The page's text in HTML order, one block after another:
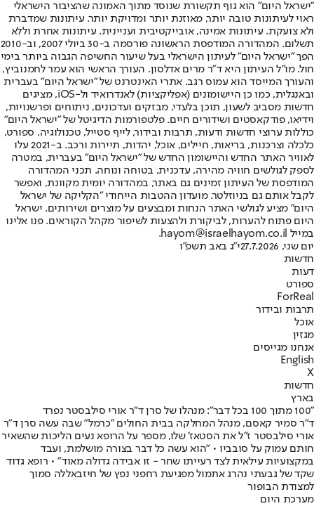
"ישראל היום" הוא גוף תקשורת שנוסד מתוך האמונה שהציבור הישראלי
ראוי לעיתונות טובה יותר, מאוזנת יותר ומדויקת יותר. עיתונות שמדברת
ולא צועקת. עיתונות אמינה, אובייקטיבית ועניינית. עיתונות אחרת וללא
תשלום. המהדורה המודפסת הראשונה פורסמה ב-30 ביולי 2007, וב-2010
הפך "ישראל היום" לעיתון הישראלי בעל שיעור החשיפה הגבוה ביותר בימי
חול. מו"ל העיתון היא ד"ר מרים אדלסון. העורך הראשי הוא עמר לחמנוביץ,
והעורך המייסד הוא עמוס רגב. אתרי האינטרנט של "ישראל היום" בעברית
ובאנגלית, כמו כן היישומונים (אפליקציות) לאנדרואיד ול-iOS, מציגים
חדשות מסביב לשעון, תוכן בלעדי, מבזקים ועדכונים, ניתוחים ופרשנויות,
וידיאו, פודקאסטים ושידורים חיים. פלטפורמות הדיגיטל של "ישראל היום"
כוללות ערוצי חדשות ודעות, תרבות ובידור, לייף סטייל, טכנולוגיה, ספורט,
כלכלה וצרכנות, בריאות, חיילים, אוכל, יהדות, תיירות ורכב. ב-2021 עלו
לאוויר האתר החדש והיישומון החדש של "ישראל היום" בעברית, במטרה
לספק לגולשים חוויה מהירה, עדכנית, בטוחה ונוחה. תכני המהדורה
המודפסת של העיתון זמינים גם באתר, במהדורה יומית מקוונת, ואפשר
לקבל אותם גם בניוזלטר. מועדון ההטבות הייחודי "הקליקה של ישראל
היום" מציע לגולשי האתר הנחות ומבצעים על מוצרים ושירותים. ישראל
היום פתוח להערות, לביקורת ולהצעות לשיפור מקהל הקוראים. פנו אלינו
במייל hayom@israelhayom.co.il.
יום שני, 27.7.2026
י"ג באב תשפ"ו
חדשות
דעות
ספורט
ForReal
תרבות ובידור
אוכל
מגזין
אנחנו מגייסים
English
X
חדשות
בארץ
"100 מתוך 100 בכל דבר": מנהלו של סרן ד"ר אורי סילבסטר נפרד
ד"ר סמיר קאסם, מנהל המחלקה בבית החולים "כרמל" שבה עשה סרן ד"ר
אורי סילבסטר ז"ל את הסטאז' שלו, מספר על הרופא נעים הליכות שהשאיר
חותם עמוק על סובביו • "הוא עשה כל דבר בצורה מושלמת, ועבד
במקצועיות עילאית לצד רעייתו שחר - זו אבידה גדולה מאוד" • רופא גדוד
שקד של גבעתי נהרג אתמול מפגיעת רחפני נפץ של חיזבאללה סמוך
למצודת הבופור
מערכת היום